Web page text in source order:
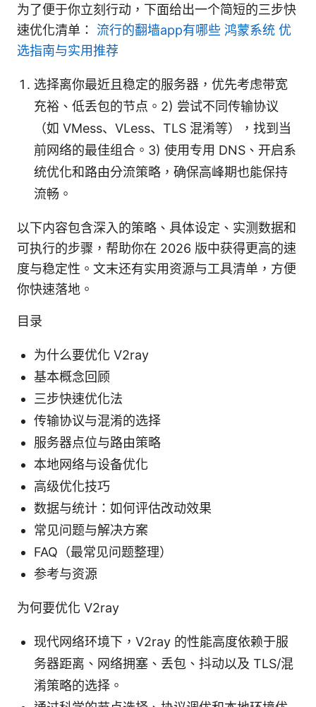
为了便于你立刻行动，下面给出一个简短的三步快
速优化清单： 流行的翻墙app有哪些 鸿蒙系统 优
选指南与实用推荐
选择离你最近且稳定的服务器，优先考虑带宽
充裕、低丢包的节点。2) 尝试不同传输协议
（如 VMess、VLess、TLS 混淆等），找到当
前网络的最佳组合。3) 使用专用 DNS、开启系
统优化和路由分流策略，确保高峰期也能保持
流畅。
以下内容包含深入的策略、具体设定、实测数据和
可执行的步骤，帮助你在 2026 版中获得更高的速
度与稳定性。文末还有实用资源与工具清单，方便
你快速落地。
目录
为什么要优化 V2ray
基本概念回顾
三步快速优化法
传输协议与混淆的选择
服务器点位与路由策略
本地网络与设备优化
高级优化技巧
数据与统计：如何评估改动效果
常见问题与解决方案
FAQ（最常见问题整理）
参考与资源
为何要优化 V2ray
现代网络环境下，V2ray 的性能高度依赖于服
务器距离、网络拥塞、丢包、抖动以及 TLS/混
淆策略的选择。